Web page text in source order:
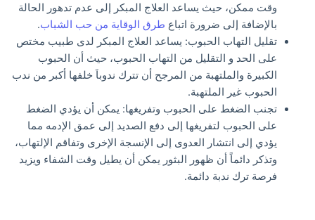
وقت ممكن، حيث يساعد العلاج المبكر إلى عدم تدهور الحالة
بالإضافة إلى ضرورة اتباع طرق الوقاية من حب الشباب.
تقليل التهاب الحبوب: يساعد العلاج المبكر لدى طبيب مختص
على الحد و التقليل من التهاب الحبوب، حيث أن الحبوب
الكبيرة والملتهبة من المرجح أن تترك ندوباَ خلفها أكبر من ندب
الحبوب غير الملتهبة.
تجنب الضغط على الحبوب وتفريغها: يمكن أن يؤدي الضغط
على الحبوب لتفريغها إلى دفع الصديد إلى عمق الإدمه مما
يؤدي إلى انتشار العدوى إلى الإنسجة الإخرى وتفاقم الإلتهاب،
وتذكر دائماً أن ظهور البثور يمكن أن يطيل وقت الشفاء ويزيد
فرصة ترك ندبة دائمة.